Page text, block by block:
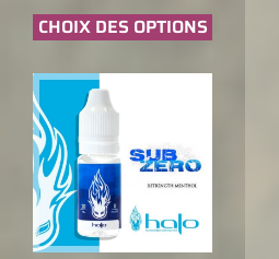
CHOIX DES OPTIONS